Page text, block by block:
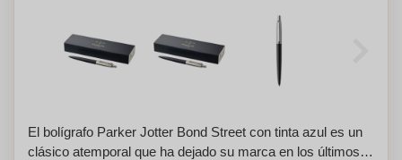
El bolígrafo Parker Jotter Bond Street con tinta azul es un
clásico atemporal que ha dejado su marca en los últimos